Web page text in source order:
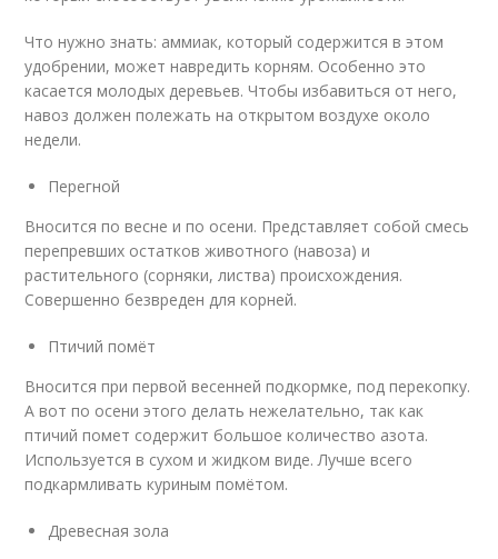
Что нужно знать: аммиак, который содержится в этом
удобрении, может навредить корням. Особенно это
касается молодых деревьев. Чтобы избавиться от него,
навоз должен полежать на открытом воздухе около
недели.
Перегной
Вносится по весне и по осени. Представляет собой смесь
перепревших остатков животного (навоза) и
растительного (сорняки, листва) происхождения.
Совершенно безвреден для корней.
Птичий помёт
Вносится при первой весенней подкормке, под перекопку.
А вот по осени этого делать нежелательно, так как
птичий помет содержит большое количество азота.
Используется в сухом и жидком виде. Лучше всего
подкармливать куриным помётом.
Древесная зола